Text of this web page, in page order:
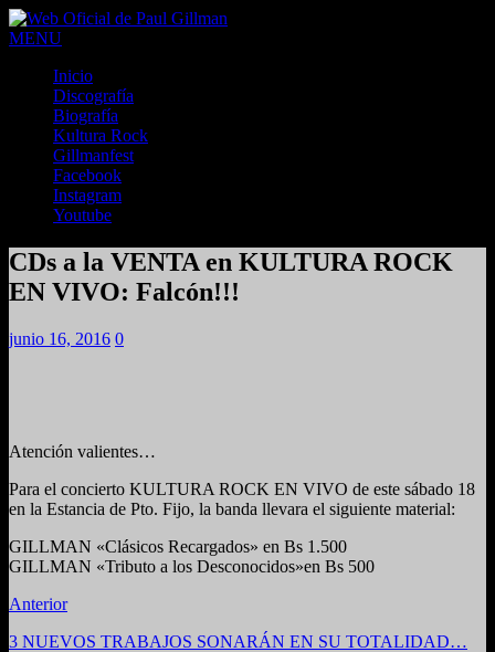
MENU
Inicio
Discografía
Biografía
Kultura Rock
Gillmanfest
Facebook
Instagram
Youtube
CDs a la VENTA en KULTURA ROCK
EN VIVO: Falcón!!!
junio 16, 2016 0
Atención valientes…
Para el concierto KULTURA ROCK EN VIVO de este sábado 18
en la Estancia de Pto. Fijo, la banda llevara el siguiente material:
GILLMAN «Clásicos Recargados» en Bs 1.500
GILLMAN «Tributo a los Desconocidos»en Bs 500
Anterior
3 NUEVOS TRABAJOS SONARÁN EN SU TOTALIDAD…